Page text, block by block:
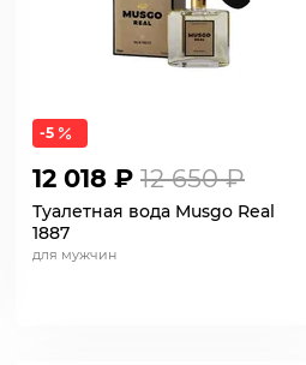
-5
12 018 ₽ 12 650 ₽
Туалетная вода Musgo Real
1887
для мужчин